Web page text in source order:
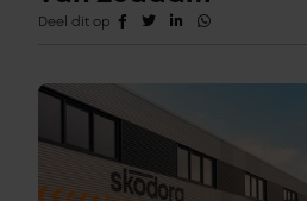
Deel dit op